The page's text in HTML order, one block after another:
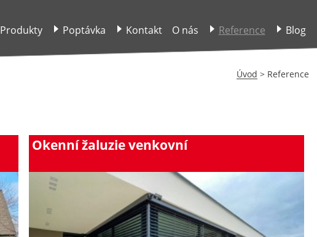
Produkty Poptávka Kontakt O nás Reference Blog
Úvod > Reference
Okenní žaluzie venkovní